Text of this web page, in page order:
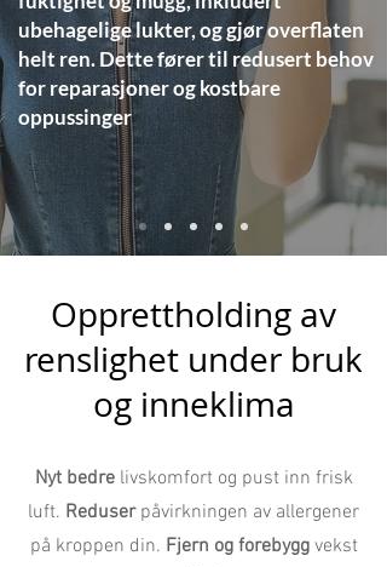
ubehagelige lukter, og gjør overflaten
helt ren. Dette fører til redusert behov
for reparasjoner og kostbare
oppussinger
Opprettholding av
renslighet under bruk
og inneklima
Nyt bedrelivskomfort og pust inn frisk
luft. Reduserpåvirkningen av allergener
på kroppen din. Fjern og forebyggvekst